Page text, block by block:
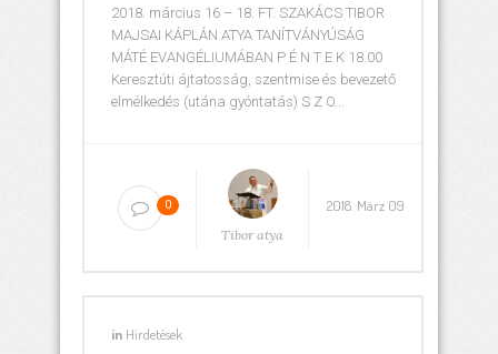
2018. március 16 – 18. FT. SZAKÁCS TIBOR
MAJSAI KÁPLÁN ATYA TANÍTVÁNYÚSÁG
MÁTÉ EVANGÉLIUMÁBAN P É N T E K 18.00
Keresztúti ájtatosság, szentmise és bevezető
elmélkedés (utána gyóntatás) S Z O...
0
Tibor atya
2018. März 09
in Hirdetések